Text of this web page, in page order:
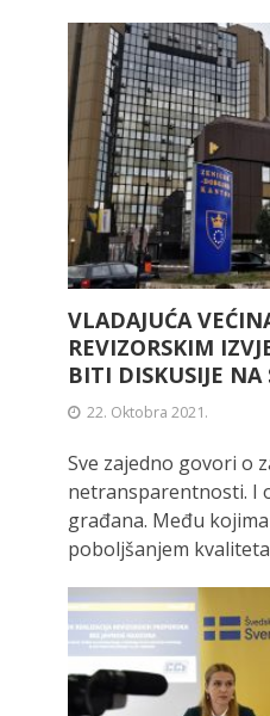
VLADAJUĆA
REVIZORSKIM
BITI DISKUSIJE
22. Oktobra 2021.
Sve zajedno govori o
netransparentnosti. I
građana. Među
poboljšanjem